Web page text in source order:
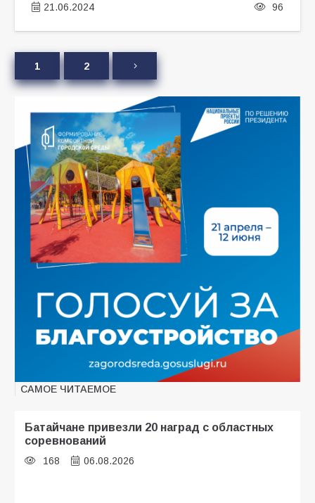
21.06.2024 96
1 2
САМОЕ ЧИТАЕМОЕ
Батайчане привезли 20 наград с областных
соревнований
168 06.08.2026